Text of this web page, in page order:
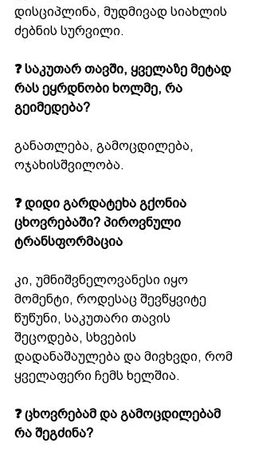
დისციპლინა, მუდმივად სიახლის
ძებნის სურვილი.
❓ საკუთარ თავში, ყველაზე მეტად
რას ეყრდნობი ხოლმე, რა
გეიმედება?
განათლება, გამოცდილება,
ოჯახისშვილობა.
❓ დიდი გარდატეხა გქონია
ცხოვრებაში? პიროვნული
ტრანსფორმაცია
კი, უმნიშვნელოვანესი იყო
მომენტი, როდესაც შევწყვიტე
წუწუნი, საკუთარი თავის
შეცოდება, სხვების
დადანაშაულება და მივხვდი, რომ
ყველაფერი ჩემს ხელშია.
❓ ცხოვრებამ და გამოცდილებამ
რა შეგძინა?